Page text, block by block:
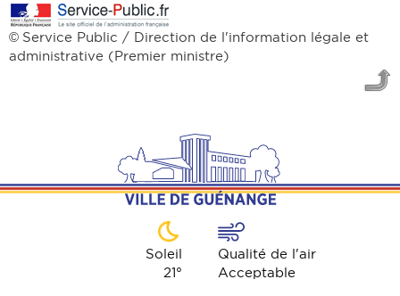
© Service Public / Direction de l'information légale et
administrative (Premier ministre)
Soleil
21°
Qualité de l'air
Acceptable